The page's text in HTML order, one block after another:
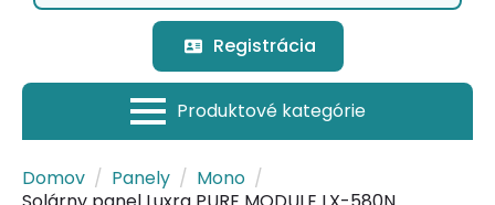
Registrácia
Domov Panely
Mono